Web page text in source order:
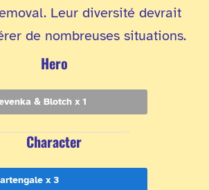
Leur diversité devrait
de nombreuses situations.
Hero
& Blotch x 1
Character
x 3